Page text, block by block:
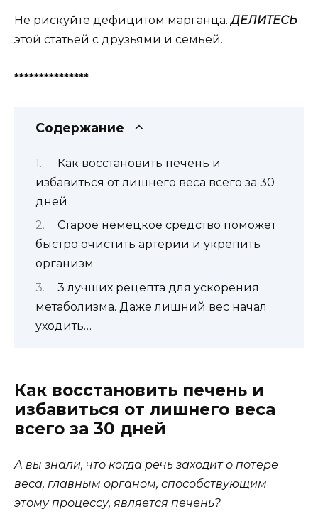
Не рискуйте дефицитом марганца.ДЕЛИТЕСЬ
этой статьей с друзьями и семьей.
***************
Содержание
Как восстановить печень и
избавиться от лишнего веса всего за 30
дней
Старое немецкое средство поможет
быстро очистить артерии и укрепить
организм
3 лучших рецепта для ускорения
метаболизма. Даже лишний вес начал
уходить…
Как восстановить печень и
избавиться от лишнего веса
всего за 30 дней
А вы знали, что когда речь заходит о потере
веса, главным органом, способствующим
этому процессу, является печень?